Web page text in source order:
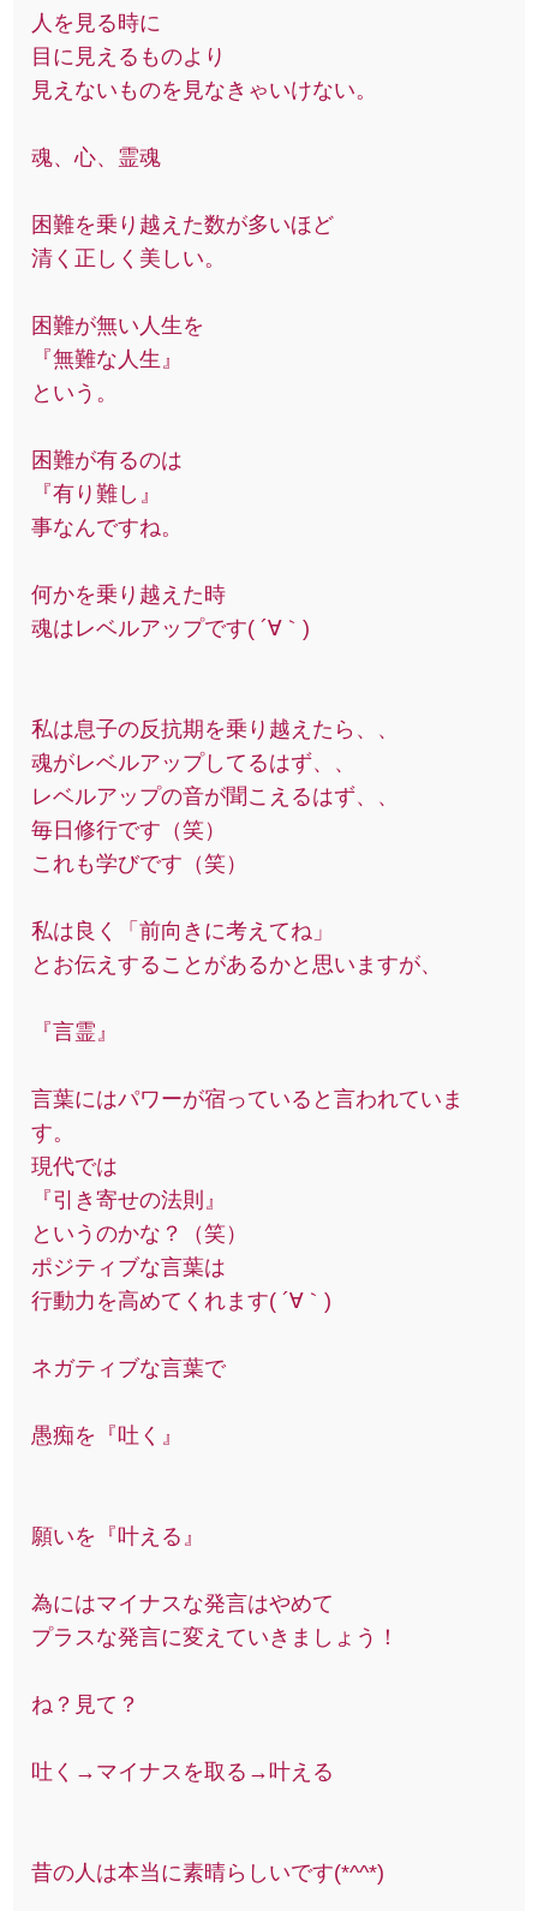
人を見る時に
目に見えるものより
見えないものを見なきゃいけない。
魂、心、霊魂
困難を乗り越えた数が多いほど
清く正しく美しい。
困難が無い人生を
『無難な人生』
という。
困難が有るのは
『有り難し』
事なんですね。
何かを乗り越えた時
魂はレベルアップです( ´∀｀)
私は息子の反抗期を乗り越えたら、、
魂がレベルアップしてるはず、、
レベルアップの音が聞こえるはず、、
毎日修行です（笑）
これも学びです（笑）
私は良く「前向きに考えてね」
とお伝えすることがあるかと思いますが、
『言霊』
言葉にはパワーが宿っていると言われていま
す。
現代では
『引き寄せの法則』
というのかな？（笑）
ポジティブな言葉は
行動力を高めてくれます( ´∀｀)
ネガティブな言葉で
愚痴を『吐く』
願いを『叶える』
為にはマイナスな発言はやめて
プラスな発言に変えていきましょう！
ね？見て？
吐く→マイナスを取る→叶える
昔の人は本当に素晴らしいです(*^^*)